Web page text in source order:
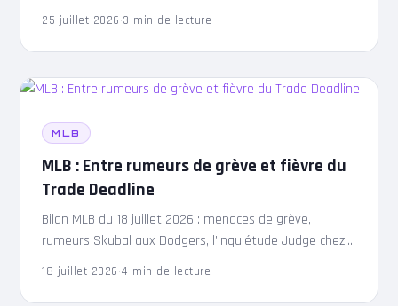
les rumeurs de transferts de prospects majeurs.
25 juillet 2026·3 min de lecture
MLB
MLB : Entre rumeurs de grève et fièvre du
Trade Deadline
Bilan MLB du 18 juillet 2026 : menaces de grève,
rumeurs Skubal aux Dodgers, l’inquiétude Judge chez
les Yankees et l’interdiction de l’IA dans les…
18 juillet 2026·4 min de lecture